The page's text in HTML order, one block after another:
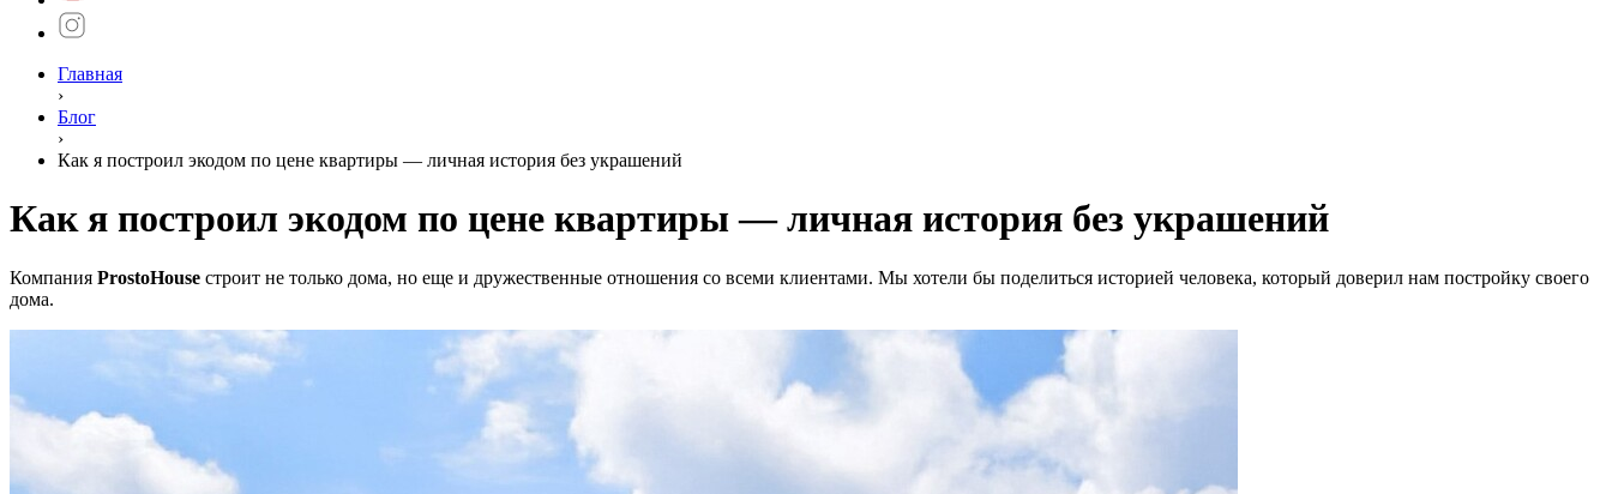
Главная
›
Блог
›
Как я построил экодом по цене квартиры — личная история без украшений
Как я построил экодом по цене квартиры — личная история без украшений
Компания ProstoHouse строит не только дома, но еще и дружественные отношения со всеми клиентами. Мы хотели бы поделиться историей человека, который доверил нам постройку своего
дома.